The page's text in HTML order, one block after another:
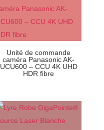
Unité de commande
caméra Panasonic AK-
UCU600 – CCU 4K UHD
HDR fibre